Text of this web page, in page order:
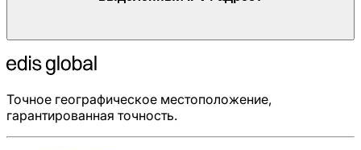
Точное географическое местоположение,
гарантированная точность.